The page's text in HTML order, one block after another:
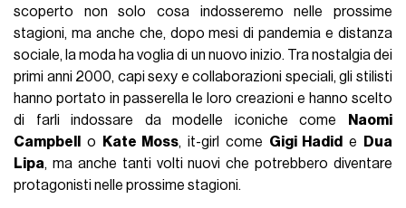
scoperto non solo cosa indosseremo nelle prossime
stagioni, ma anche che, dopo mesi di pandemia e distanza
sociale, la moda ha voglia di un nuovo inizio. Tra nostalgia dei
primi anni 2000, capi sexy e collaborazioni speciali, gli stilisti
hanno portato in passerella le loro creazioni e hanno scelto
di farli indossare da modelle iconiche come
Naomi
Campbell
o Kate Moss, it-girl come Gigi Hadid e
Dua
Lipa, ma anche tanti volti nuovi che potrebbero diventare
protagonisti nelle prossime stagioni.